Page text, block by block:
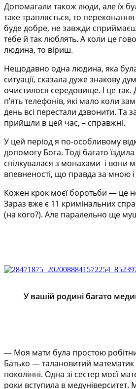
Допомагали також люди, але їх
таке трапляється, то
буде добре, не завжди
тебе й так люблять. А коли це
людина, то віриш.
Нещодавно одна людина, яка
ситуації, сказала дуже знакову
очистилося середовище. І це
п’ять телефонів, які мало коли
день всі перестали дзвонити. Та
прийшли в цей час, – справжні.
У цей період я по-особливому
допомогу Бога. Тоді багато
спілкувалася з монахами і вони
впевненості, що правда за мною
Кожен крок моєї боротьби — це
Зараз вже є 11 кримінальних
(на кого?). Але паралельно ще
У вашій родині багато
— Моя мати була простою
Батько — талановитий математик
поколінні. Одна зі сестер моєї
роки вступила в